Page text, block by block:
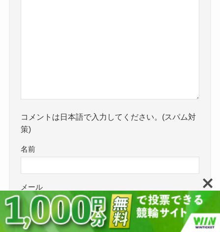
コメントは日本語で入力してください。(スパム対
策)
名前
メール
サイト